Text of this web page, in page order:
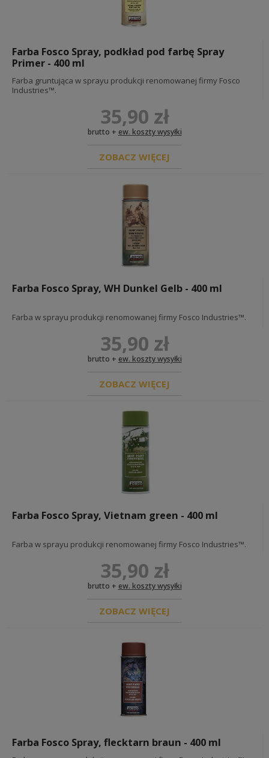
Farba Fosco Spray, podkład pod farbę Spray
Primer - 400 ml
Farba gruntująca w sprayu produkcji renomowanej firmy Fosco
Industries™.
35,90 zł
brutto + ew. koszty wysyłki
ZOBACZ WIĘCEJ
Farba Fosco Spray, WH Dunkel Gelb - 400 ml
Farba w sprayu produkcji renomowanej firmy Fosco Industries™.
35,90 zł
brutto + ew. koszty wysyłki
ZOBACZ WIĘCEJ
Farba Fosco Spray, Vietnam green - 400 ml
Farba w sprayu produkcji renomowanej firmy Fosco Industries™.
35,90 zł
brutto + ew. koszty wysyłki
ZOBACZ WIĘCEJ
Farba Fosco Spray, flecktarn braun - 400 ml